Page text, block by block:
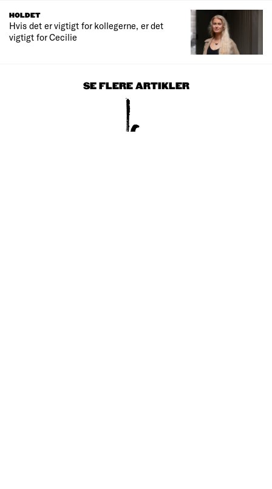
HOLDET
Hvis det er vigtigt for kollegerne, er det
vigtigt for Cecilie
SE FLERE ARTIKLER